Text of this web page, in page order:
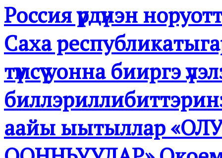
Россия үрдүнэн
Саха
түмсүү уонна бииргэ
аайы ыытыллар